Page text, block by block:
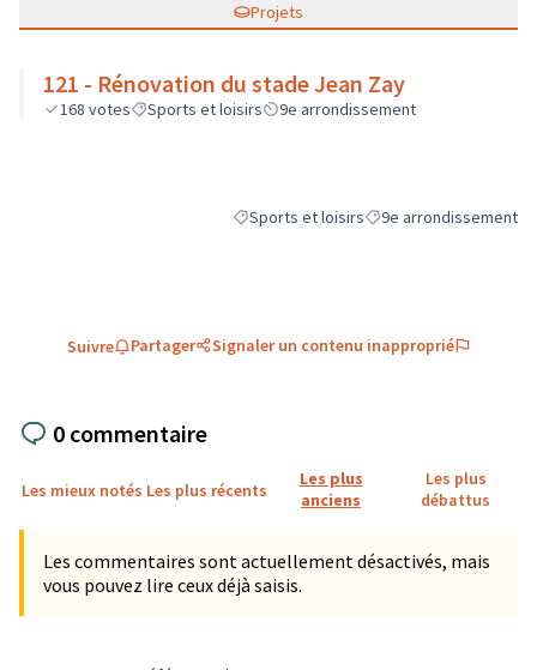
Projets
121 - Rénovation du stade Jean Zay
168 votes Sports et loisirs 9e arrondissement
Filtrer les résultats de la catégorie :
Sports et loisirsFiltrer les résultats
9e arrondissement
Suivre Partager Signaler un contenu inapproprié
0 commentaire
Les mieux notés Les plus récents
Les plus
anciens
Les plus
débattus
Les commentaires sont actuellement désactivés, mais
vous pouvez lire ceux déjà saisis.